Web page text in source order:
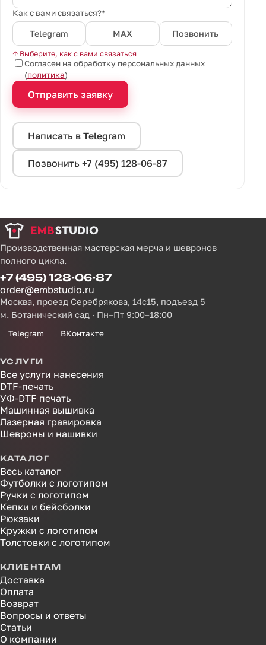
Как с вами связаться?*
Telegram MAX Позвонить
↑ Выберите, как с вами связаться
Согласен на обработку персональных данных
(политика)
Отправить заявку
Написать в Telegram
Позвонить +7 (495) 128-06-87
Производственная мастерская мерча и шевронов
полного цикла.
+7 (495) 128-06-87
order@embstudio.ru
Москва, проезд Серебрякова, 14с15, подъезд 5
м. Ботанический сад · Пн–Пт 9:00–18:00
Telegram ВКонтакте
УСЛУГИ
Все услуги нанесения
DTF-печать
УФ-DTF печать
Машинная вышивка
Лазерная гравировка
Шевроны и нашивки
КАТАЛОГ
Весь каталог
Футболки с логотипом
Ручки с логотипом
Кепки и бейсболки
Рюкзаки
Кружки с логотипом
Толстовки с логотипом
КЛИЕНТАМ
Доставка
Оплата
Возврат
Вопросы и ответы
Статьи
О компании